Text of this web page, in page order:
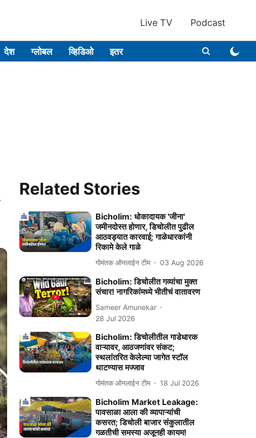
Live TV Podcast
देश ग्लोबल व्हिडिओ इतर
Related Stories
Bicholim: धोकादायक 'जीना'
जमीनदोस्त होणार, डिचोलीत पुढील
आठवड्यात कारवाई; गाळेधारकांनी
रिकामे केले गाळे
गोमंतक ऑनलाईन टीम 03 Aug 2026
Bicholim: डिचोलीत गव्यांचा मुक्त
संचार! नागरिकांमध्ये भीतीचं वातावरण
Sameer Amunekar
28 Jul 2026
Bicholim: डिचोलीतील गाडेधारक
वाऱ्यावर, आठजणांवर संकट;
स्थलांतरित केलेल्या जागेत स्टॉल
थाटण्यास मज्जाव
गोमंतक ऑनलाईन टीम 18 Jul 2026
Bicholim Market Leakage:
पावसाळा आला की व्यापाऱ्यांची
कसरत; डिचोली बाजार संकुलातील
गळतीची समस्या अजूनही कायम!